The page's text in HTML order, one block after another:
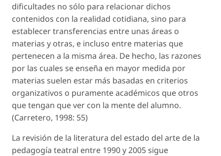
dificultades no sólo para relacionar dichos
contenidos con la realidad cotidiana, sino para
establecer transferencias entre unas áreas o
materias y otras, e incluso entre materias que
pertenecen a la misma área. De hecho, las razones
por las cuales se enseña en mayor medida por
materias suelen estar más basadas en criterios
organizativos o puramente académicos que otros
que tengan que ver con la mente del alumno.
(Carretero, 1998: 55)
La revisión de la literatura del estado del arte de la
pedagogía teatral entre 1990 y 2005 sigue